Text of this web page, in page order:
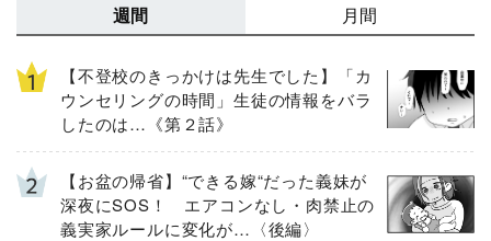
週間 月間
【不登校のきっかけは先生でした】「カ
ウンセリングの時間」生徒の情報をバラ
したのは…《第２話》
【お盆の帰省】“できる嫁“だった義妹が
深夜にSOS！ エアコンなし・肉禁止の
義実家ルールに変化が…〈後編〉